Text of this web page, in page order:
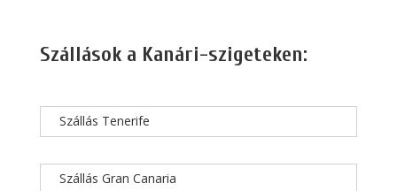
Szállások a Kanári-szigeteken:
Szállás Tenerife
Szállás Gran Canaria